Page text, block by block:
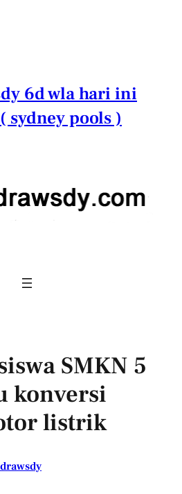
6d wla hari ini
sydney pools )
SMKN 5
konversi
listrik